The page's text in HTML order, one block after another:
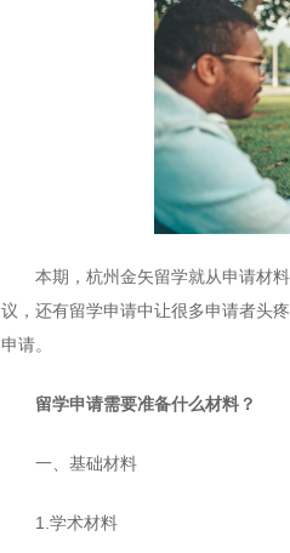
本期，杭州金矢留学就从申请材
议，还有留学申请中让很多申请者头
申请。
留学申请需要准备什么材料？
一、基础材料
1.学术材料